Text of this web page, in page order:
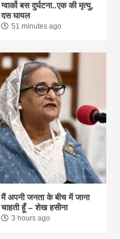
ग्वार्को बस दुर्घटना..एक की मृत्यु,
दस घायल
51 minutes ago
मैं अपनी जनता के बीच में जाना
चाहती हूँ – शेख हसीना
3 hours ago